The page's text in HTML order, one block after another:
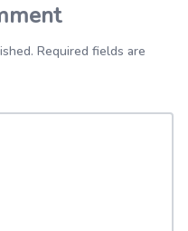
Required fields are